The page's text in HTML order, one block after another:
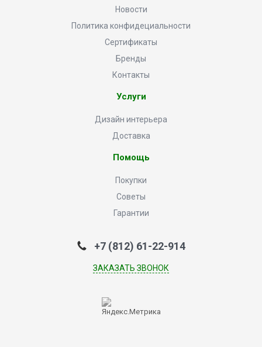
Новости
Политика конфидециальности
Сертификаты
Бренды
Контакты
Услуги
Дизайн интерьера
Доставка
Помощь
Покупки
Советы
Гарантии
+7 (812) 61-22-914
ЗАКАЗАТЬ ЗВОНОК